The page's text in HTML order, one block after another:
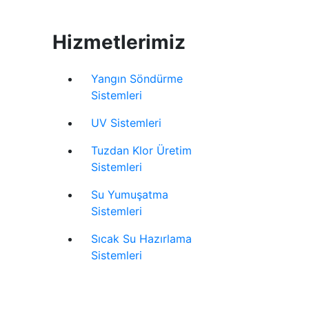
Hizmetlerimiz
Yangın Söndürme
Sistemleri
UV Sistemleri
Tuzdan Klor Üretim
Sistemleri
Su Yumuşatma
Sistemleri
Sıcak Su Hazırlama
Sistemleri